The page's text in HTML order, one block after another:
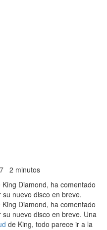
2 minutos
Diamond, ha comentado
nuevo disco en breve.
Diamond, ha comentado
nuevo disco en breve. Una
de King, todo parece ir a la